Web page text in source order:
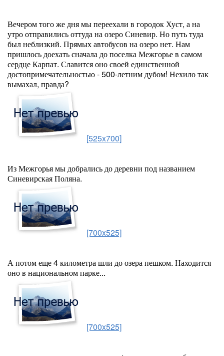
Вечером того же дня мы переехали в городок Хуст, а на
утро отправились оттуда на озеро Синевир. Но путь туда
был неблизкий. Прямых автобусов на озеро нет. Нам
пришлось доехать сначала до поселка Межгорье в самом
сердце Карпат. Славится оно своей единственной
достопримечательностью - 500-летним дубом! Нехило так
вымахал, правда?
[525x700]
Из Межгорья мы добрались до деревни под названием
Синевирская Поляна.
[700x525]
А потом еще 4 километра шли до озера пешком. Находится
оно в национальном парке...
[700x525]